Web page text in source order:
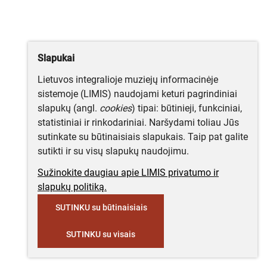
Slapukai
Lietuvos integralioje muziejų informacinėje
sistemoje (LIMIS) naudojami keturi pagrindiniai
slapukų (angl. cookies) tipai: būtinieji, funkciniai,
statistiniai ir rinkodariniai. Naršydami toliau Jūs
sutinkate su būtinaisiais slapukais. Taip pat galite
sutikti ir su visų slapukų naudojimu.
Sužinokite daugiau apie LIMIS privatumo ir
slapukų politiką.
SUTINKU su būtinaisiais
SUTINKU su visais